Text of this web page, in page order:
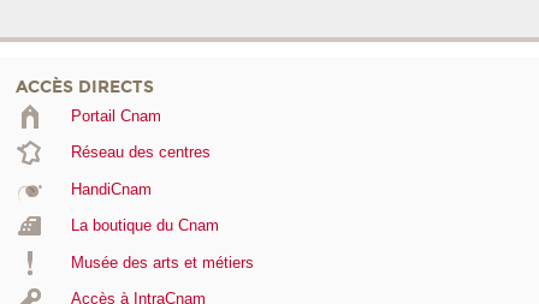
ACCÈS DIRECTS
Portail Cnam
Réseau des centres
HandiCnam
La boutique du Cnam
Musée des arts et métiers
Accès à IntraCnam